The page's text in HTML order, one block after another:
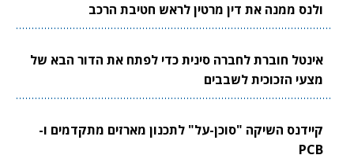
ולנס ממנה את דין מרטין לראש חטיבת הרכב
אינטל חוברת לחברה סינית כדי לפתח את הדור הבא של
מצעי הזכוכית לשבבים
קיידנס השיקה "סוכן-על" לתכנון מארזים מתקדמים ו-
PCB